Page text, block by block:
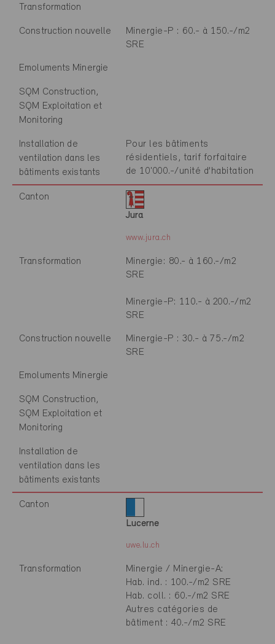
Transformation
Construction nouvelle
Minergie-P : 60.- à 150.-/m2
SRE
Emoluments Minergie
SQM Construction,
SQM Exploitation et
Monitoring
Installation de
ventilation dans les
bâtiments existants
Pour les bâtiments
résidentiels, tarif forfaitaire
de 10'000.-/unité d’habitation
Canton
Jura
www.jura.ch
Transformation
Minergie: 80.- à 160.-/m2
SRE
Minergie-P: 110.- à 200.-/m2
SRE
Construction nouvelle
Minergie-P : 30.- à 75.-/m2
SRE
Emoluments Minergie
SQM Construction,
SQM Exploitation et
Monitoring
Installation de
ventilation dans les
bâtiments existants
Canton
Lucerne
uwe.lu.ch
Transformation
Minergie / Minergie-A:
Hab. ind. : 100.-/m2 SRE
Hab. coll. : 60.-/m2 SRE
Autres catégories de
bâtiment : 40.-/m2 SRE